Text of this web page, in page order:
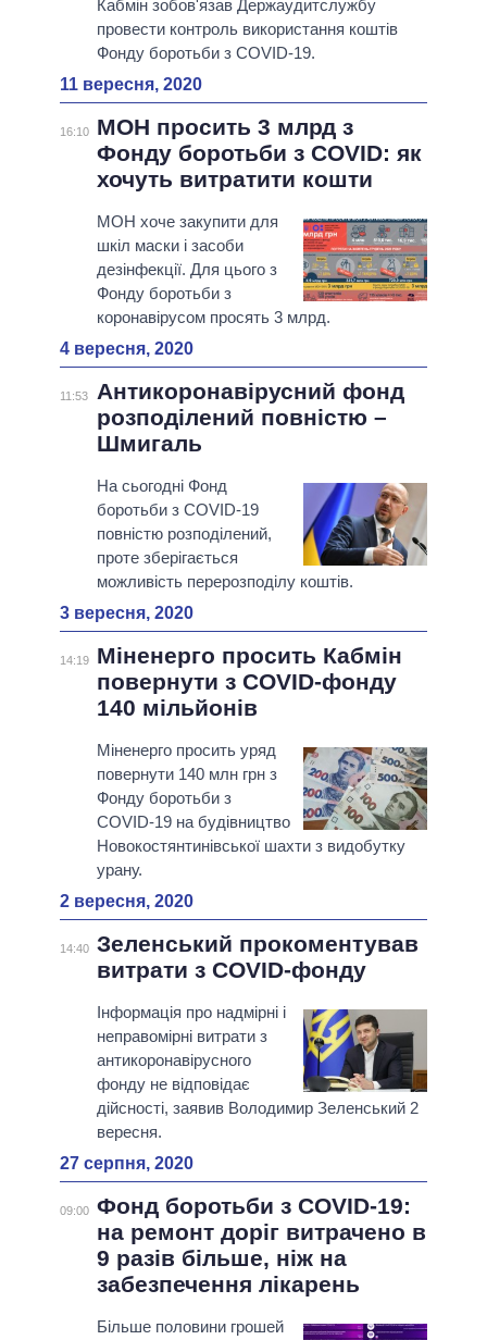
Кабмін зобов'язав Держаудитслужбу
провести контроль використання коштів
Фонду боротьби з COVID-19.
11 вересня, 2020
16:10
МОН просить 3 млрд з
Фонду боротьби з COVID: як
хочуть витратити кошти
МОН хоче закупити для
шкіл маски і засоби
дезінфекції. Для цього з
Фонду боротьби з
коронавірусом просять 3 млрд.
4 вересня, 2020
11:53
Антикоронавірусний фонд
розподілений повністю –
Шмигаль
На сьогодні Фонд
боротьби з COVID-19
повністю розподілений,
проте зберігається
можливість перерозподілу коштів.
3 вересня, 2020
14:19
Міненерго просить Кабмін
повернути з COVID-фонду
140 мільйонів
Міненерго просить уряд
повернути 140 млн грн з
Фонду боротьби з
COVID-19 на будівництво
Новокостянтинівської шахти з видобутку
урану.
2 вересня, 2020
14:40 Зеленський прокоментував
витрати з COVID-фонду
Інформація про надмірні і
неправомірні витрати з
антикоронавірусного
фонду не відповідає
дійсності, заявив Володимир Зеленський 2
вересня.
27 серпня, 2020
09:00 Фонд боротьби з COVID-19:
на ремонт доріг витрачено в
9 разів більше, ніж на
забезпечення лікарень
Більше половини грошей